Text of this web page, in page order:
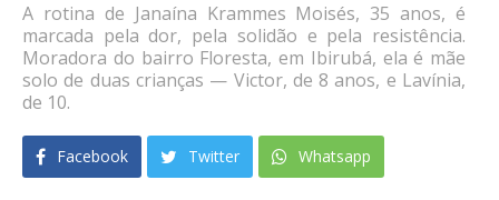
A rotina de Janaína Krammes Moisés, 35 anos, é
marcada pela dor, pela solidão e pela resistência.
Moradora do bairro Floresta, em Ibirubá, ela é mãe
solo de duas crianças — Victor, de 8 anos, e Lavínia,
de 10.
Facebook Twitter Whatsapp